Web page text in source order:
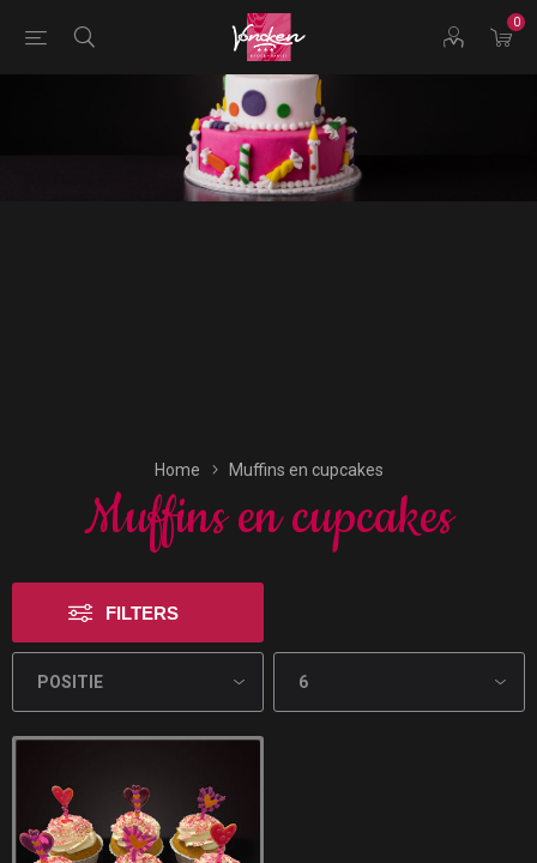
0
Bestellingen voor morgen kunnen vandaag uiterlijk tot
17:00 uur worden geplaatst.
Home Muffins en cupcakes
Muffins en cupcakes
FILTERS